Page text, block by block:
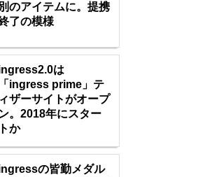
別のアイテムに。提携
了の模様
は
「ingress prime」テ
ィザーサイトがオープ
ン。2018年にスター
トか
の皆勤メダル